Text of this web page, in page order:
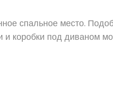
спальное место.
коробки под диваном